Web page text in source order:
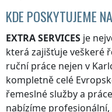
KDE POSKYTUJEME
EXTRA SERVICES je
která zajišťuje veškeré
ruční práce nejen v
kompletně celé
řemeslné služby a práce
nabízíme